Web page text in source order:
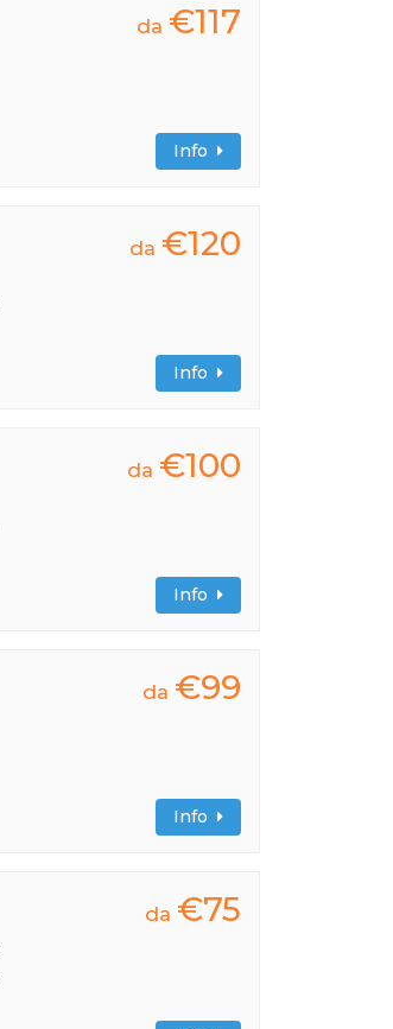
da €117
Info
da €120
Info
da €100
Info
da €99
Info
da €75